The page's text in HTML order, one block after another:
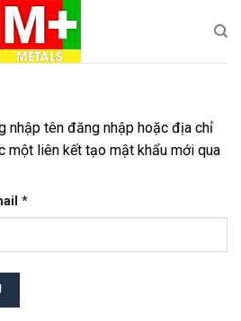
nhập tên đăng nhập hoặc địa chỉ
một liên kết tạo mật khẩu mới qua
*Bắt
buộc